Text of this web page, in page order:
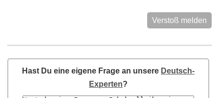
Verstoß melden
Hast Du eine eigene Frage an unsere Deutsch-
Experten?